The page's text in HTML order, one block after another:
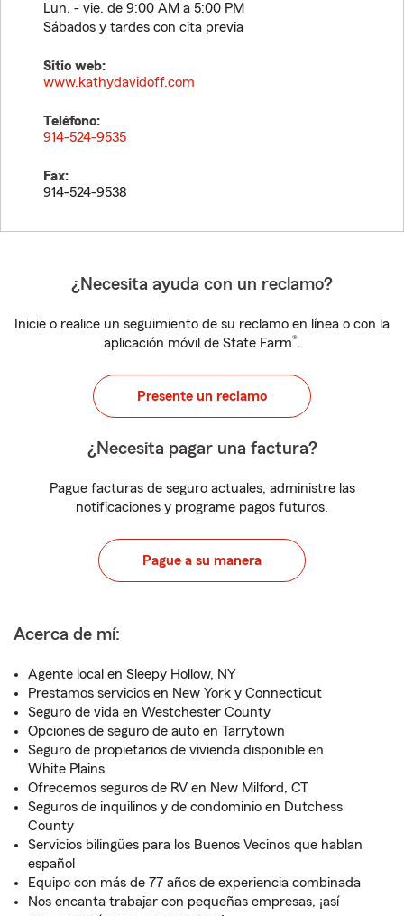
Lun. - vie. de 9:00 AM a 5:00 PM
Sábados y tardes con cita previa
Sitio web:
www.kathydavidoff.com
Teléfono:
914-524-9535
Fax:
914-524-9538
¿Necesita ayuda con un reclamo?
Inicie o realice un seguimiento de su reclamo en línea o con la
aplicación móvil de State Farm®.
Presente un reclamo
¿Necesita pagar una factura?
Pague facturas de seguro actuales, administre las
notificaciones y programe pagos futuros.
Pague a su manera
Acerca de mí:
Agente local en Sleepy Hollow, NY
Prestamos servicios en New York y Connecticut
Seguro de vida en Westchester County
Opciones de seguro de auto en Tarrytown
Seguro de propietarios de vivienda disponible en
White Plains
Ofrecemos seguros de RV en New Milford, CT
Seguros de inquilinos y de condominio en Dutchess
County
Servicios bilingües para los Buenos Vecinos que hablan
español
Equipo con más de 77 años de experiencia combinada
Nos encanta trabajar con pequeñas empresas, ¡así